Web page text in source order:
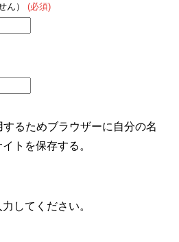
ん） (必須)
るためブラウザーに自分の名
トを保存する。
してください。